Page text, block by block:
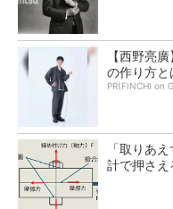
【西野亮
の作り方と
PR(FINCHI on
「取りあ
計で押さえ